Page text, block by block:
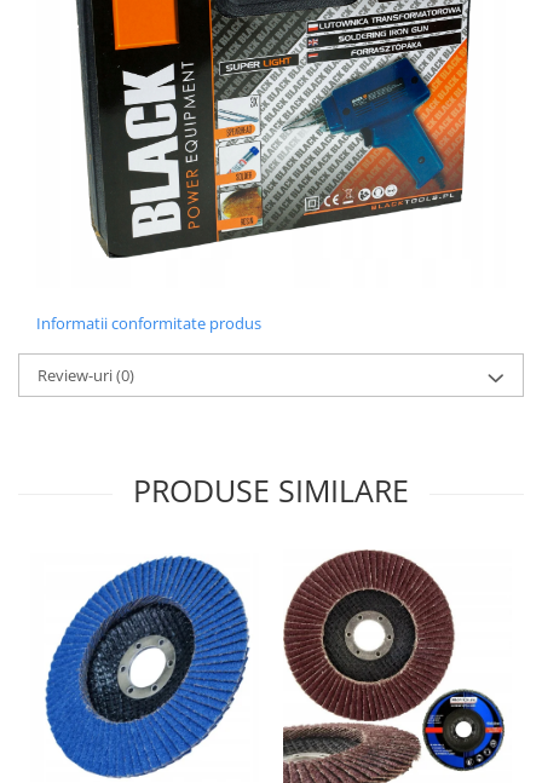
Informatii conformitate produs
Review-uri(0)
PRODUSE SIMILARE